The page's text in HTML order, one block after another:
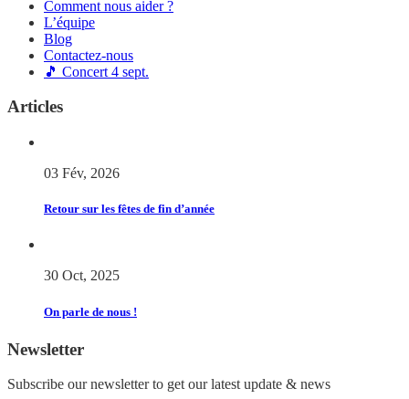
Comment nous aider ?
L’équipe
Blog
Contactez-nous
🎵 Concert 4 sept.
Articles
03 Fév, 2026
Retour sur les fêtes de fin d’année
30 Oct, 2025
On parle de nous !
Newsletter
Subscribe our newsletter to get our latest update & news